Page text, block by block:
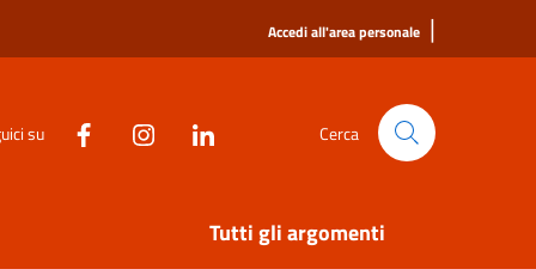
Accedi all'area personale |
su Cerca
Tutti gli argomenti